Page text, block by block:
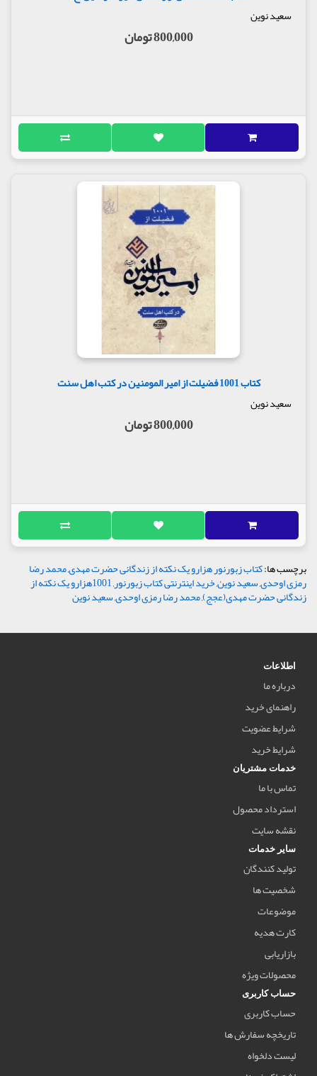
سعید نوین
800,000 تومان
کتاب 1001 فضیلت از امیر المومنین در کتب اهل سنت
سعید نوین
800,000 تومان
برچسب ها:کتاب زبورنور هزارو یک نکته از زندگانی حضرت مهدی,محمد رضا
رمزی اوحدی,سعید نوین,خرید اینترنتی کتاب زبورنور, 1001هزارو یک نکته از
زندگانی حضرت مهدی(عجج),محمد رضا رمزی اوحدی,سعید نوین
اطلاعات
درباره ما
راهنمای خرید
شرایط عضویت
شرایط خرید
خدمات مشتریان
تماس با ما
استرداد محصول
نقشه سایت
سایر خدمات
تولید کنندگان
شخصیت ها
موضوعات
کارت هدیه
بازاریابی
محصولات ویژه
حساب کاربری
حساب کاربری
تاریخچه سفارش ها
لیست دلخواه